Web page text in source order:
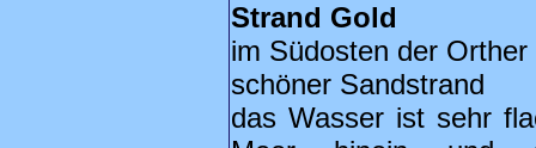
Strand Gold
im Südosten der
schöner Sandstrand
das Wasser ist sehr